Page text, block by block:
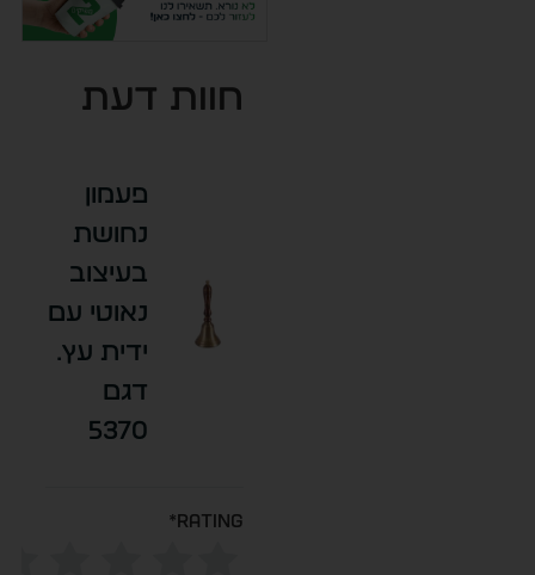
חוות דעת
פעמון
נחושת
בעיצוב
נאוטי עם
ידית עץ.
דגם
5370
Rating
*